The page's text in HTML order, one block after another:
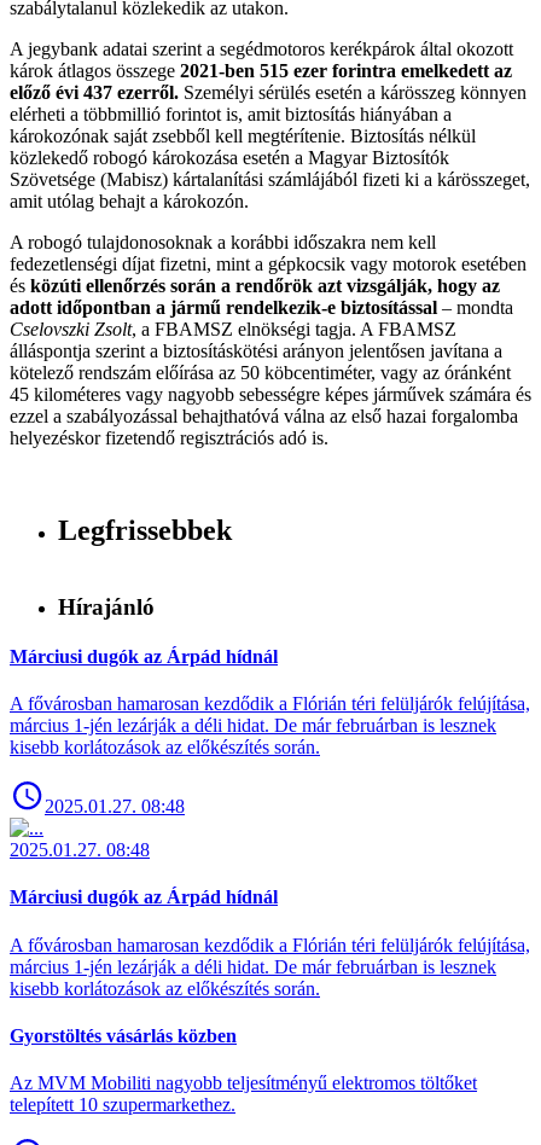
szabálytalanul közlekedik az utakon.
A jegybank adatai szerint a segédmotoros kerékpárok által okozott
károk átlagos összege 2021-ben 515 ezer forintra emelkedett az
előző évi 437 ezerről. Személyi sérülés esetén a kárösszeg könnyen
elérheti a többmillió forintot is, amit biztosítás hiányában a
károkozónak saját zsebből kell megtérítenie. Biztosítás nélkül
közlekedő robogó károkozása esetén a Magyar Biztosítók
Szövetsége (Mabisz) kártalanítási számlájából fizeti ki a kárösszeget,
amit utólag behajt a károkozón.
A robogó tulajdonosoknak a korábbi időszakra nem kell
fedezetlenségi díjat fizetni, mint a gépkocsik vagy motorok esetében
és közúti ellenőrzés során a rendőrök azt vizsgálják, hogy az
adott időpontban a jármű rendelkezik-e biztosítással – mondta
Cselovszki Zsolt, a FBAMSZ elnökségi tagja. A FBAMSZ
álláspontja szerint a biztosításkötési arányon jelentősen javítana a
kötelező rendszám előírása az 50 köbcentiméter, vagy az óránként
45 kilométeres vagy nagyobb sebességre képes járművek számára és
ezzel a szabályozással behajthatóvá válna az első hazai forgalomba
helyezéskor fizetendő regisztrációs adó is.
Legfrissebbek
Hírajánló
Márciusi dugók az Árpád hídnál
A fővárosban hamarosan kezdődik a Flórián téri felüljárók felújítása,
március 1-jén lezárják a déli hidat. De már februárban is lesznek
kisebb korlátozások az előkészítés során.
2025.01.27. 08:48
2025.01.27. 08:48
Márciusi dugók az Árpád hídnál
A fővárosban hamarosan kezdődik a Flórián téri felüljárók felújítása,
március 1-jén lezárják a déli hidat. De már februárban is lesznek
kisebb korlátozások az előkészítés során.
Gyorstöltés vásárlás közben
Az MVM Mobiliti nagyobb teljesítményű elektromos töltőket
telepített 10 szupermarkethez.